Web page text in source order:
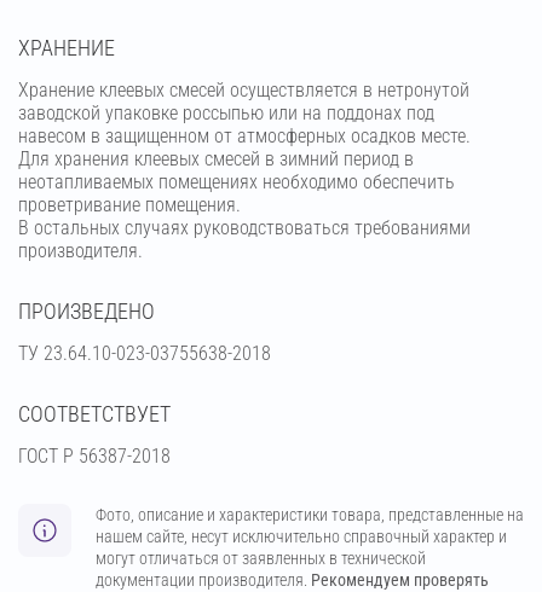
ХРАНЕНИЕ
Хранение клеевых смесей осуществляется в нетронутой
заводской упаковке россыпью или на поддонах под
навесом в защищенном от атмосферных осадков месте.
Для хранения клеевых смесей в зимний период в
неотапливаемых помещениях необходимо обеспечить
проветривание помещения.
В остальных случаях руководствоваться требованиями
производителя.
ПРОИЗВЕДЕНО
ТУ 23.64.10-023-03755638-2018
СООТВЕТСТВУЕТ
ГОСТ Р 56387-2018
Фото, описание и характеристики товара, представленные на
нашем сайте, несут исключительно справочный характер и
могут отличаться от заявленных в технической
документации производителя. Рекомендуем проверять